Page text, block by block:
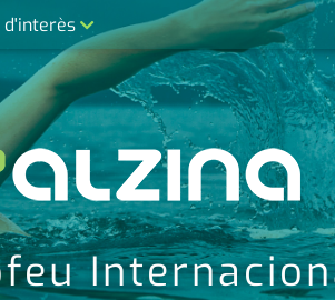
d'interès
contacte
farmàcies
telèfons
calendari